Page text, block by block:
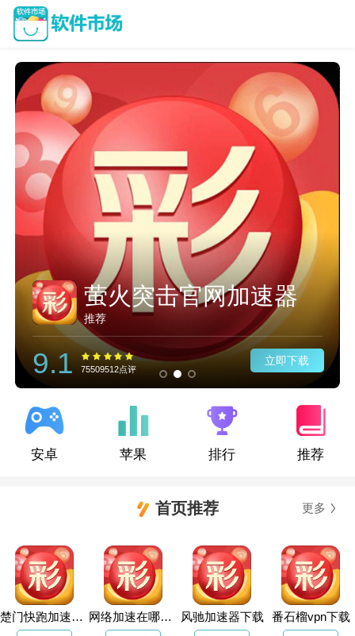
旋风加速度器
推荐
9.1 75509512点评
立即下载
安卓 苹果 排行 推荐
首页推荐 更多
楚门快跑加速器官方下载 网络加速在哪里设置 风驰加速器下载 番石榴vpn下载